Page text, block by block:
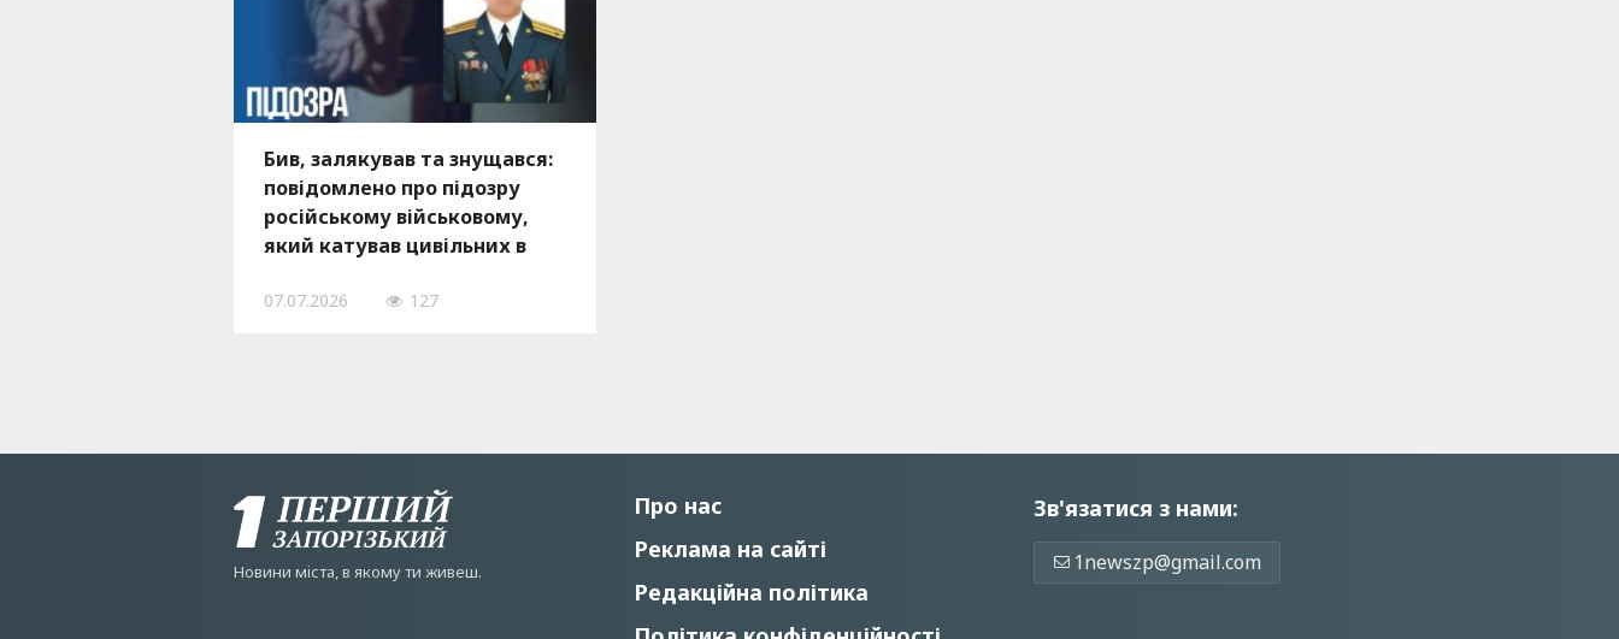
Бив, залякував та знущався:
повідомлено про підозру
російському військовому,
який катував цивільних в
07.07.2026 127
Новини мiста, в якому ти живеш.
Про нас
Реклама на сайті
Редакційна політика
Зв'язатися з нами:
1newszp@gmail.com